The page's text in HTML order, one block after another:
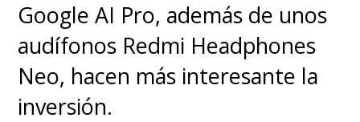
Google AI Pro, además de unos
audífonos Redmi Headphones
Neo, hacen más interesante la
inversión.